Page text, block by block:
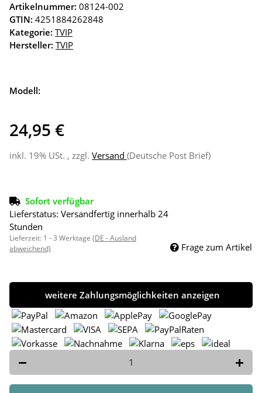
Artikelnummer: 08124-002
GTIN: 4251884262848
Kategorie: TVIP
Hersteller: TVIP
Modell:
24,95 €
inkl. 19% USt. , zzgl. Versand (Deutsche Post Brief)
Sofort verfügbar
Lieferstatus: Versandfertig innerhalb 24
Stunden
Lieferzeit: 1 - 3 Werktage (DE - Ausland
abweichend)
Frage zum Artikel
weitere Zahlungsmöglichkeiten anzeigen